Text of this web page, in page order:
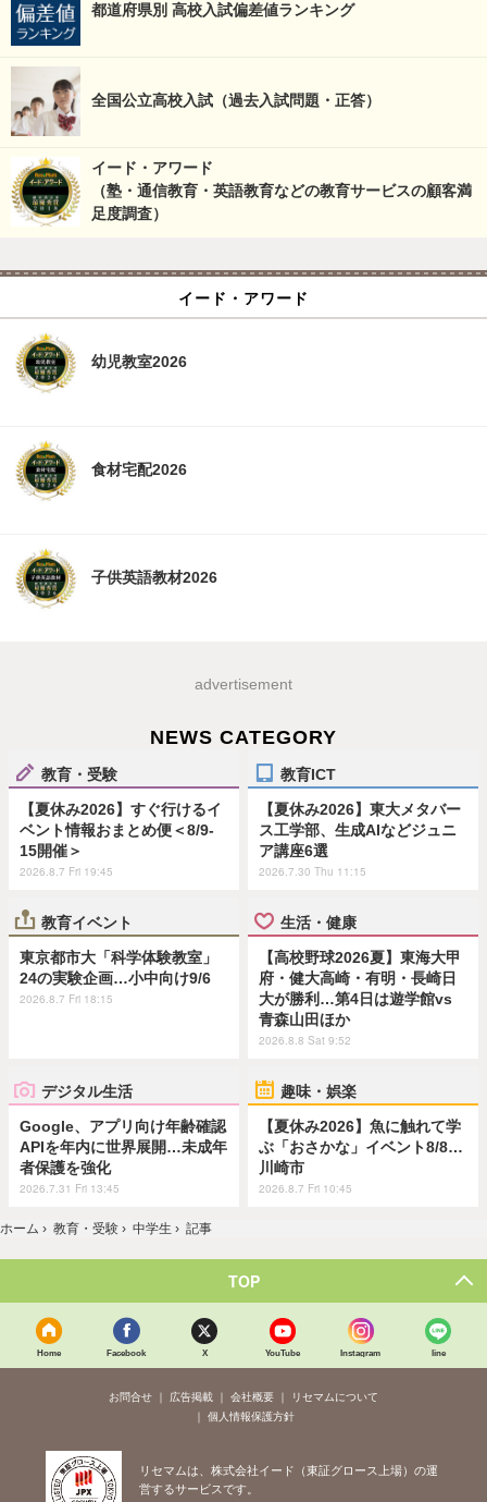
都道府県別 高校入試偏差値ランキング
全国公立高校入試（過去入試問題・正答）
イード・アワード
（塾・通信教育・英語教育などの教育サービスの顧客満
足度調査）
イード・アワード
幼児教室2026
食材宅配2026
子供英語教材2026
advertisement
NEWS CATEGORY
教育・受験
【夏休み2026】すぐ行けるイ
ベント情報おまとめ便＜8/9-
15開催＞
2026.8.7 Fri 19:45
教育ICT
【夏休み2026】東大メタバー
ス工学部、生成AIなどジュニ
ア講座6選
2026.7.30 Thu 11:15
教育イベント
東京都市大「科学体験教室」
24の実験企画…小中向け9/6
2026.8.7 Fri 18:15
生活・健康
【高校野球2026夏】東海大甲
府・健大高崎・有明・長崎日
大が勝利…第4日は遊学館vs
青森山田ほか
2026.8.8 Sat 9:52
デジタル生活
Google、アプリ向け年齢確認
APIを年内に世界展開…未成年
者保護を強化
2026.7.31 Fri 13:45
趣味・娯楽
【夏休み2026】魚に触れて学
ぶ「おさかな」イベント8/8…
川崎市
2026.8.7 Fri 10:45
ホーム › 教育・受験 › 中学生 › 記事
TOP
Home Facebook X YouTube Instagram line
お問合せ 広告掲載 会社概要
リセマムについて
個人情報保護方針
リセマムは、株式会社イード（東証グロース上場）の運
営するサービスです。